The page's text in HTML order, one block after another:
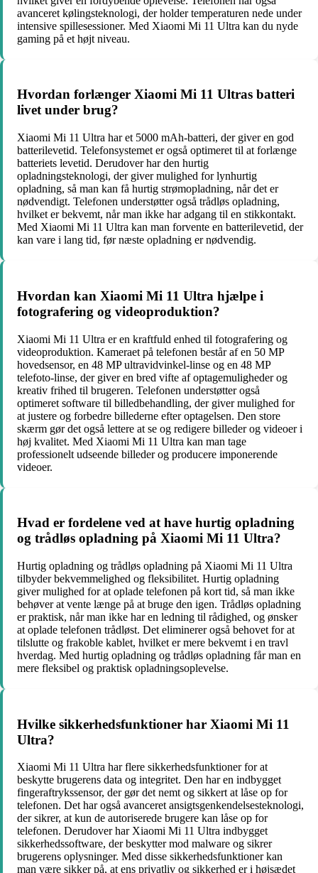
avanceret kølingsteknologi, der holder temperaturen nede under
intensive spillesessioner. Med Xiaomi Mi 11 Ultra kan du nyde
gaming på et højt niveau.
Hvordan forlænger Xiaomi Mi 11 Ultras batteri
livet under brug?
Xiaomi Mi 11 Ultra har et 5000 mAh-batteri, der giver en god
batterilevetid. Telefonsystemet er også optimeret til at forlænge
batteriets levetid. Derudover har den hurtig
opladningsteknologi, der giver mulighed for lynhurtig
opladning, så man kan få hurtig strømopladning, når det er
nødvendigt. Telefonen understøtter også trådløs opladning,
hvilket er bekvemt, når man ikke har adgang til en stikkontakt.
Med Xiaomi Mi 11 Ultra kan man forvente en batterilevetid, der
kan vare i lang tid, før næste opladning er nødvendig.
Hvordan kan Xiaomi Mi 11 Ultra hjælpe i
fotografering og videoproduktion?
Xiaomi Mi 11 Ultra er en kraftfuld enhed til fotografering og
videoproduktion. Kameraet på telefonen består af en 50 MP
hovedsensor, en 48 MP ultravidvinkel-linse og en 48 MP
telefoto-linse, der giver en bred vifte af optagemuligheder og
kreativ frihed til brugeren. Telefonen understøtter også
optimeret software til billedbehandling, der giver mulighed for
at justere og forbedre billederne efter optagelsen. Den store
skærm gør det også lettere at se og redigere billeder og videoer i
høj kvalitet. Med Xiaomi Mi 11 Ultra kan man tage
professionelt udseende billeder og producere imponerende
videoer.
Hvad er fordelene ved at have hurtig opladning
og trådløs opladning på Xiaomi Mi 11 Ultra?
Hurtig opladning og trådløs opladning på Xiaomi Mi 11 Ultra
tilbyder bekvemmelighed og fleksibilitet. Hurtig opladning
giver mulighed for at oplade telefonen på kort tid, så man ikke
behøver at vente længe på at bruge den igen. Trådløs opladning
er praktisk, når man ikke har en ledning til rådighed, og ønsker
at oplade telefonen trådløst. Det eliminerer også behovet for at
tilslutte og frakoble kablet, hvilket er mere bekvemt i en travl
hverdag. Med hurtig opladning og trådløs opladning får man en
mere fleksibel og praktisk opladningsoplevelse.
Hvilke sikkerhedsfunktioner har Xiaomi Mi 11
Ultra?
Xiaomi Mi 11 Ultra har flere sikkerhedsfunktioner for at
beskytte brugerens data og integritet. Den har en indbygget
fingeraftrykssensor, der gør det nemt og sikkert at låse op for
telefonen. Det har også avanceret ansigtsgenkendelsesteknologi,
der sikrer, at kun de autoriserede brugere kan låse op for
telefonen. Derudover har Xiaomi Mi 11 Ultra indbygget
sikkerhedssoftware, der beskytter mod malware og sikrer
brugerens oplysninger. Med disse sikkerhedsfunktioner kan
man være sikker på, at ens privatliv og sikkerhed er i højsædet